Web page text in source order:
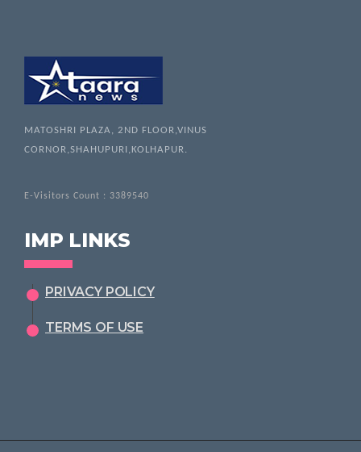
MATOSHRI PLAZA, 2ND FLOOR,VINUS
CORNOR,SHAHUPURI,KOLHAPUR.
E-Visitors Count : 3389540
IMP LINKS
PRIVACY POLICY
TERMS OF USE